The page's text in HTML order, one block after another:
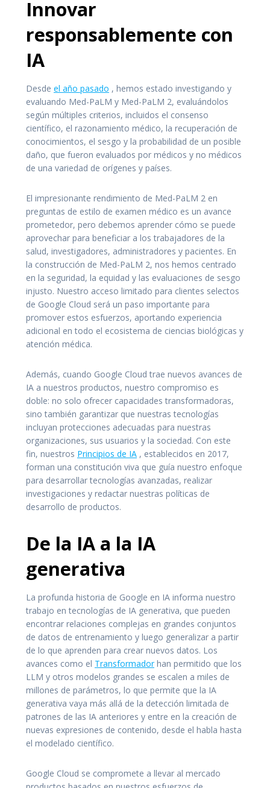
Innovar
responsablemente con
IA
Desde el año pasado , hemos estado investigando y
evaluando Med-PaLM y Med-PaLM 2, evaluándolos
según múltiples criterios, incluidos el consenso
científico, el razonamiento médico, la recuperación de
conocimientos, el sesgo y la probabilidad de un posible
daño, que fueron evaluados por médicos y no médicos
de una variedad de orígenes y países.
El impresionante rendimiento de Med-PaLM 2 en
preguntas de estilo de examen médico es un avance
prometedor, pero debemos aprender cómo se puede
aprovechar para beneficiar a los trabajadores de la
salud, investigadores, administradores y pacientes. En
la construcción de Med-PaLM 2, nos hemos centrado
en la seguridad, la equidad y las evaluaciones de sesgo
injusto. Nuestro acceso limitado para clientes selectos
de Google Cloud será un paso importante para
promover estos esfuerzos, aportando experiencia
adicional en todo el ecosistema de ciencias biológicas y
atención médica.
Además, cuando Google Cloud trae nuevos avances de
IA a nuestros productos, nuestro compromiso es
doble: no solo ofrecer capacidades transformadoras,
sino también garantizar que nuestras tecnologías
incluyan protecciones adecuadas para nuestras
organizaciones, sus usuarios y la sociedad. Con este
fin, nuestros Principios de IA , establecidos en 2017,
forman una constitución viva que guía nuestro enfoque
para desarrollar tecnologías avanzadas, realizar
investigaciones y redactar nuestras políticas de
desarrollo de productos.
De la IA a la IA
generativa
La profunda historia de Google en IA informa nuestro
trabajo en tecnologías de IA generativa, que pueden
encontrar relaciones complejas en grandes conjuntos
de datos de entrenamiento y luego generalizar a partir
de lo que aprenden para crear nuevos datos. Los
avances como el Transformadorhan permitido que los
LLM y otros modelos grandes se escalen a miles de
millones de parámetros, lo que permite que la IA
generativa vaya más allá de la detección limitada de
patrones de las IA anteriores y entre en la creación de
nuevas expresiones de contenido, desde el habla hasta
el modelado científico.
Google Cloud se compromete a llevar al mercado